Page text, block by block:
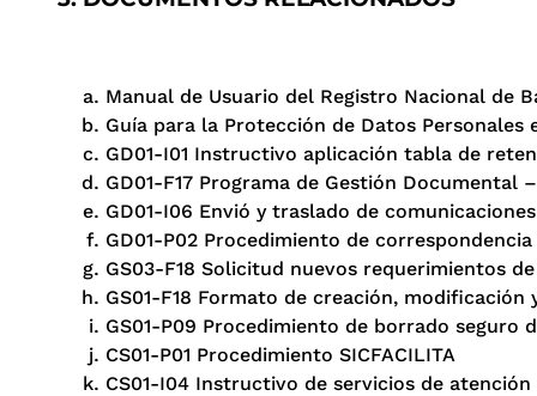
Manual de Usuario del Registro Nacional de
Guía para la Protección de Datos Personales
GD01-I01 Instructivo aplicación tabla de
GD01-F17 Programa de Gestión Documental
GD01-I06 Envió y traslado de
GD01-P02 Procedimiento de
GS03-F18 Solicitud nuevos requerimientos
GS01-F18 Formato de creación,
GS01-P09 Procedimiento de borrado seguro
CS01-P01 Procedimiento SICFACILITA
CS01-I04 Instructivo de servicios de atención